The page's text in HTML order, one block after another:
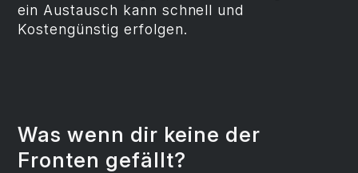
ein Austausch kann schnell und
Kostengünstig erfolgen.
Was wenn dir keine der
Fronten gefällt?